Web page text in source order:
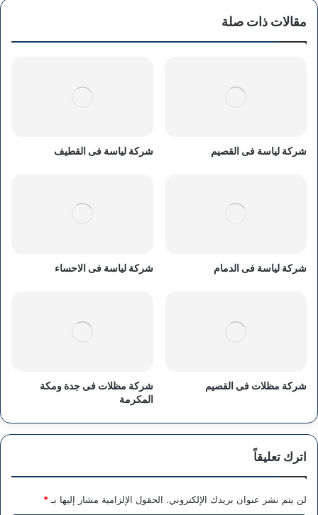
مقالات ذات صلة
شركة لياسة فى القصيم شركة لياسة فى القطيف
شركة لياسة فى الدمام شركة لياسة فى الاحساء
شركة مظلات فى القصيم
شركة مظلات فى جدة ومكة
المكرمة
اترك تعليقاً
لن يتم نشر عنوان بريدك الإلكتروني. الحقول الإلزامية مشار إليها بـ *